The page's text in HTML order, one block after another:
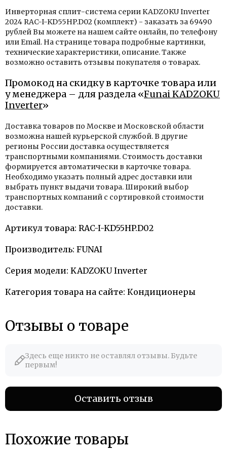
Инверторная сплит-система серии KADZOKU Inverter
2024 RAC-I-KD55HP.D02 (комплект) - заказать за 69490
рублей Вы можете на нашем сайте онлайн, по телефону
или Email. На странице товара подробные картинки,
технические характеристики, описание. Также
возможно оставить отзывы покупателя о товарах.
Промокод на скидку в карточке товара или
у менеджера – для раздела «Funai KADZOKU
Inverter»
Доставка товаров по Москве и Московской области
возможна нашей курьерской службой. В другие
регионы России доставка осуществляется
транспортными компаниями. Стоимость доставки
формируется автоматически в карточке товара.
Необходимо указать полный адрес доставки или
выбрать пункт выдачи товара. Широкий выбор
транспортных компаний с сортировкой стоимости
доставки.
Артикул товара: RAC-I-KD55HP.D02
Производитель: FUNAI
Серия модели: KADZOKU Inverter
Категория товара на сайте: Кондиционеры
Отзывы о товаре
Здесь еще никто не оставлял отзывы. Будьте
первым!
Оставить отзыв
Похожие товары